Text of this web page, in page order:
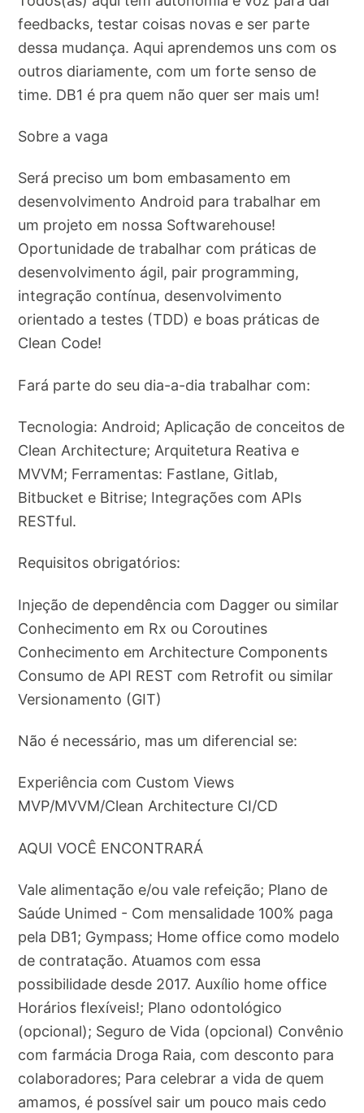
feedbacks, testar coisas novas e ser parte
dessa mudança. Aqui aprendemos uns com os
outros diariamente, com um forte senso de
time. DB1 é pra quem não quer ser mais um!
Sobre a vaga
Será preciso um bom embasamento em
desenvolvimento Android para trabalhar em
um projeto em nossa Softwarehouse!
Oportunidade de trabalhar com práticas de
desenvolvimento ágil, pair programming,
integração contínua, desenvolvimento
orientado a testes (TDD) e boas práticas de
Clean Code!
Fará parte do seu dia-a-dia trabalhar com:
Tecnologia: Android; Aplicação de conceitos de
Clean Architecture; Arquitetura Reativa e
MVVM; Ferramentas: Fastlane, Gitlab,
Bitbucket e Bitrise; Integrações com APIs
RESTful.
Requisitos obrigatórios:
Injeção de dependência com Dagger ou similar
Conhecimento em Rx ou Coroutines
Conhecimento em Architecture Components
Consumo de API REST com Retrofit ou similar
Versionamento (GIT)
Não é necessário, mas um diferencial se:
Experiência com Custom Views
MVP/MVVM/Clean Architecture CI/CD
AQUI VOCÊ ENCONTRARÁ
Vale alimentação e/ou vale refeição; Plano de
Saúde Unimed - Com mensalidade 100% paga
pela DB1; Gympass; Home office como modelo
de contratação. Atuamos com essa
possibilidade desde 2017. Auxílio home office
Horários flexíveis!; Plano odontológico
(opcional); Seguro de Vida (opcional) Convênio
com farmácia Droga Raia, com desconto para
colaboradores; Para celebrar a vida de quem
amamos, é possível sair um pouco mais cedo